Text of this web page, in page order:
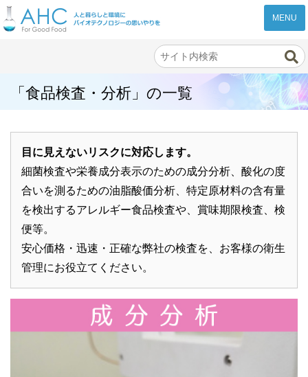
「食品検査・分析」の一覧
目に見えないリスクに対応します。
細菌検査や栄養成分表示のための成分分析、酸化の度
合いを測るための油脂酸価分析、特定原材料の含有量
を検出するアレルギー食品検査や、賞味期限検査、検
便等。
安心価格・迅速・正確な弊社の検査を、お客様の衛生
管理にお役立てください。